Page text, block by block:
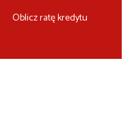
Oblicz ratę kredytu